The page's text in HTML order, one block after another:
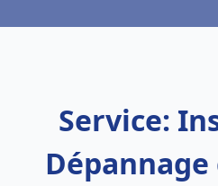
Service: